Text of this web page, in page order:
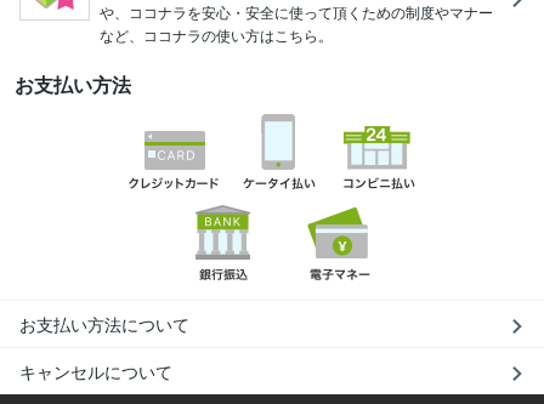
や、ココナラを安心・安全に使って頂くための制度やマナー
など、ココナラの使い方はこちら。
お支払い方法
お支払い方法について
キャンセルについて